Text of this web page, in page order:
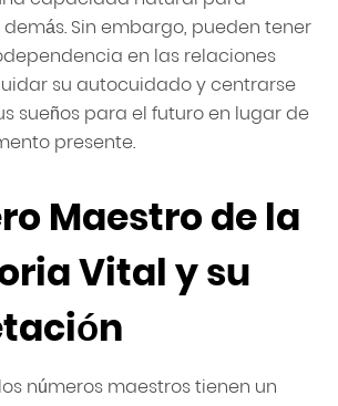
Sin embargo, pueden tener
en las relaciones
su autocuidado y centrarse
sueños para el futuro en lugar de
presente.
Maestro de la
Vital y su
números maestros tienen un